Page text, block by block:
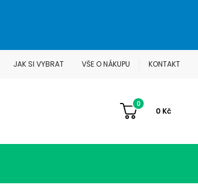
JAK SI VYBRAT VŠE O NÁKUPU KONTAKT
0
0 Kč